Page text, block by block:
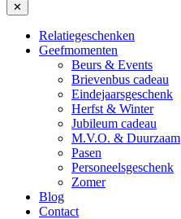
✕
Relatiegeschenken
Geefmomenten
Beurs & Events
Brievenbus cadeau
Eindejaarsgeschenk
Herfst & Winter
Jubileum cadeau
M.V.O. & Duurzaam
Pasen
Personeelsgeschenk
Zomer
Blog
Contact